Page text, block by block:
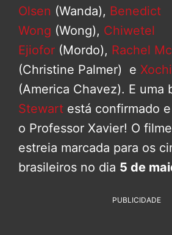
Olsen (Wanda), Benedict
Wong (Wong), Chiwetel
Ejiofor (Mordo), Rachel
(Christine Palmer) e
(America Chavez). E uma
Stewart está confirmado
o Professor Xavier! O
estreia marcada para os
brasileiros no dia 5 de
PUBLICIDADE